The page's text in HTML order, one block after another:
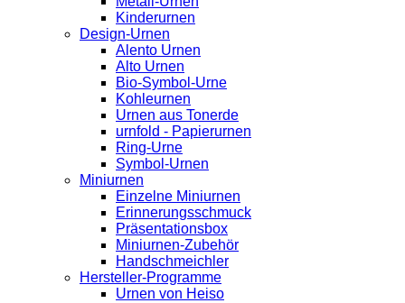
Kinderurnen
Design-Urnen
Alento Urnen
Alto Urnen
Bio-Symbol-Urne
Kohleurnen
Urnen aus Tonerde
urnfold - Papierurnen
Ring-Urne
Symbol-Urnen
Miniurnen
Einzelne Miniurnen
Erinnerungsschmuck
Präsentationsbox
Miniurnen-Zubehör
Handschmeichler
Hersteller-Programme
Urnen von Heiso